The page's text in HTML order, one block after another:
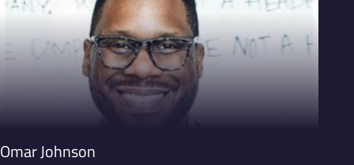
Omar Johnson